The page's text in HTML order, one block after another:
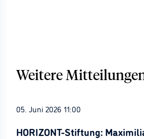
Weitere
05. Juni 2026 11:00
HORIZONT-Stiftung: